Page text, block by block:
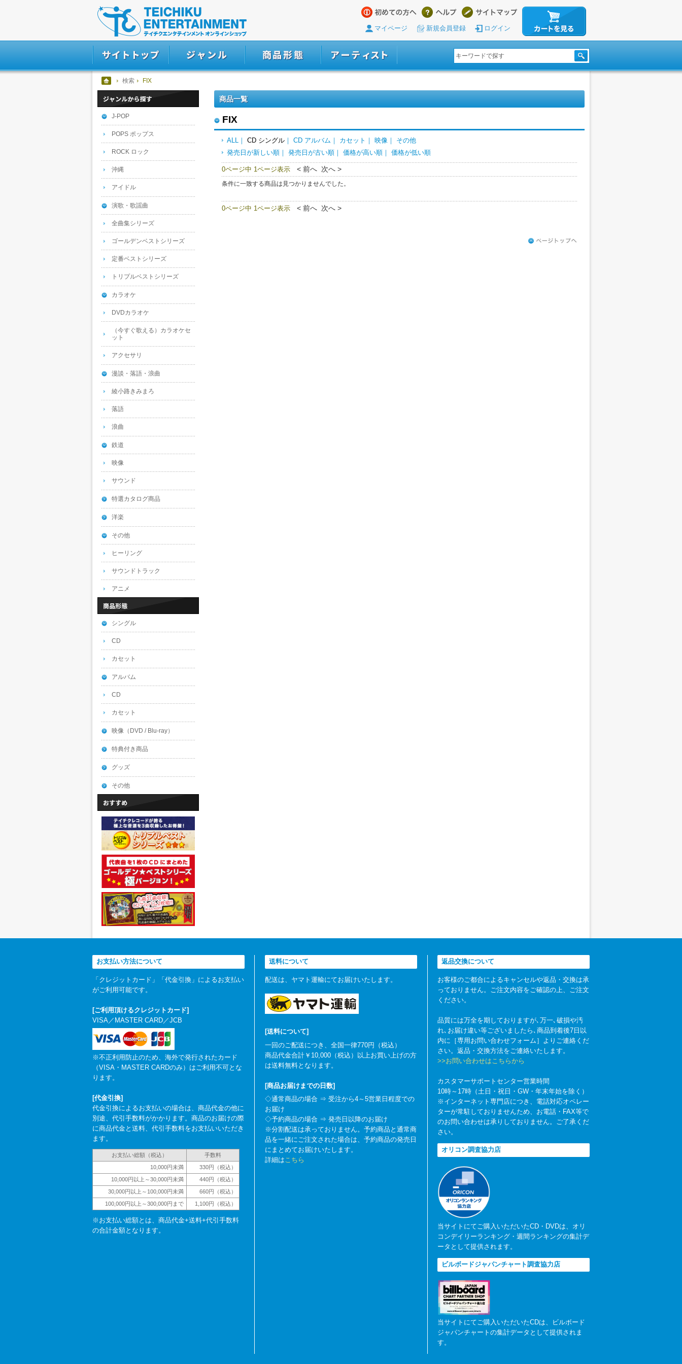
マイページ 新規会員登録 ログイン
検索 FIX
商品一覧
FIX
ALL ｜ CD シングル ｜ CD アルバム ｜ カセット ｜ 映像 ｜ その他
発売日が新しい順 ｜ 発売日が古い順 ｜ 価格が高い順 ｜ 価格が低い順
0ページ中 1ページ表示 < 前へ 次へ >
条件に一致する商品は見つかりませんでした。
0ページ中 1ページ表示 < 前へ 次へ >
J-POP
POPS ポップス
ROCK ロック
沖縄
アイドル
演歌・歌謡曲
全曲集シリーズ
ゴールデンベストシリーズ
定番ベストシリーズ
トリプルベストシリーズ
カラオケ
DVDカラオケ
（今すぐ歌える）カラオケセ
ット
アクセサリ
漫談・落語・浪曲
綾小路きみまろ
落語
浪曲
鉄道
映像
サウンド
特選カタログ商品
洋楽
その他
ヒーリング
サウンドトラック
アニメ
シングル
CD
カセット
アルバム
CD
カセット
映像（DVD / Blu-ray）
特典付き商品
グッズ
その他
お支払い方法について
「クレジットカード」「代金引換」によるお支払い
がご利用可能です。
[ご利用頂けるクレジットカード]
VISA／MASTER CARD／JCB
※不正利用防止のため、海外で発行されたカード
（VISA・MASTER CARDのみ）はご利用不可とな
ります。
[代金引換]
代金引換によるお支払いの場合は、商品代金の他に
別途、代引手数料がかかります。商品のお届けの際
に商品代金と送料、代引手数料をお支払いいただき
ます。
お支払い総額（税込）
手数料
10,000円未満
330円（税込）
10,000円以上～30,000円未満
440円（税込）
30,000円以上～100,000円未満
660円（税込）
100,000円以上～300,000円まで
1,100円（税込）
※お支払い総額とは、商品代金+送料+代引手数料
の合計金額となります。
送料について
配送は、ヤマト運輸にてお届けいたします。
[送料について]
一回のご配送につき、全国一律770円（税込）
商品代金合計￥10,000（税込）以上お買い上げの方
は送料無料となります。
[商品お届けまでの日数]
◇通常商品の場合 ⇒ 受注から4～5営業日程度での
お届け
◇予約商品の場合 ⇒ 発売日以降のお届け
※分割配送は承っておりません。予約商品と通常商
品を一緒にご注文された場合は、予約商品の発売日
にまとめてお届けいたします。
詳細はこちら
返品交換について
お客様のご都合によるキャンセルや返品・交換は承
っておりません。ご注文内容をご確認の上、ご注文
ください。
品質には万全を期しておりますが､万一､破損や汚
れ､お届け違い等ございましたら､商品到着後7日以
内に［専用お問い合わせフォーム］よりご連絡くだ
さい。返品・交換方法をご連絡いたします。
>>お問い合わせはこちらから
カスタマーサポートセンター営業時間
10時～17時（土日・祝日・GW・年末年始を除く）
※インターネット専門店につき、電話対応オペレー
ターが常駐しておりませんため、お電話・FAX等で
のお問い合わせは承りしておりません。ご了承くだ
さい。
オリコン調査協力店
当サイトにてご購入いただいたCD・DVDは、オリ
コンデイリーランキング・週間ランキングの集計デ
ータとして提供されます。
ビルボードジャパンチャート調査協力店
当サイトにてご購入いただいたCDは、ビルボード
ジャパンチャートの集計データとして提供されま
す。